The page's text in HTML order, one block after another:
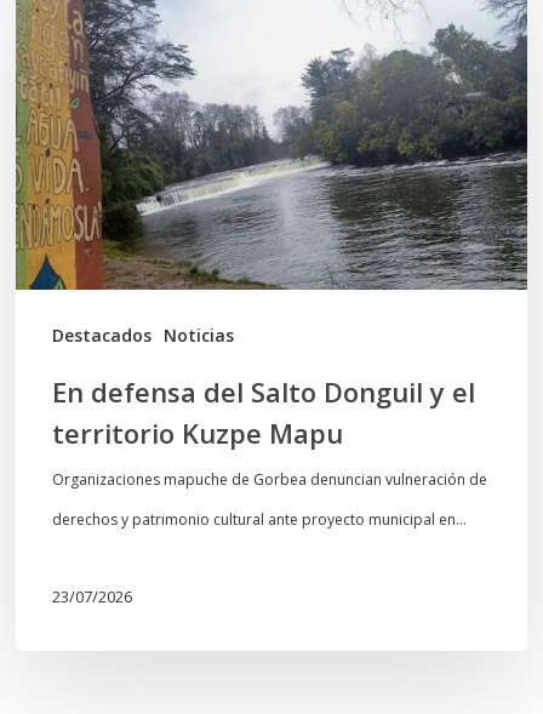
Destacados Noticias
del
Salto
Donguil
y
el
territorio
Kuzpe
Mapu
En defensa del Salto Donguil y el
territorio Kuzpe Mapu
Organizaciones mapuche de Gorbea denuncian vulneración de
derechos y patrimonio cultural ante proyecto municipal en…
23/07/2026